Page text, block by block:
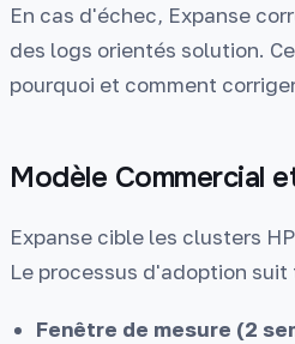
En cas d'échec, Expanse
des logs orientés solution.
pourquoi et comment
Modèle Commercial
Expanse cible les clusters
Le processus d'adoption suit
Fenêtre de mesure (2